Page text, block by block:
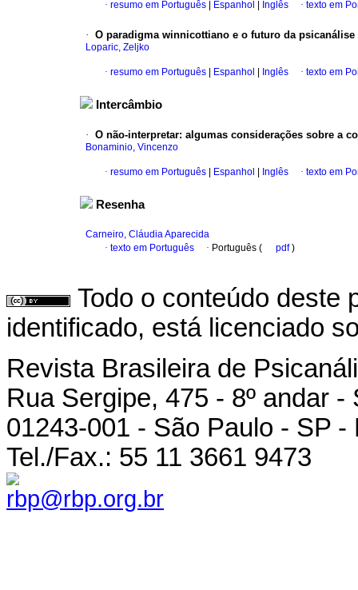
· resumo em Português Espanhol Inglês · texto em
· O paradigma winnicottiano e o futuro da psicanálise
Loparic, Zeljko
· resumo em Português Espanhol Inglês · texto em
Intercâmbio
· O não-interpretar: algumas considerações sobre a
Bonaminio, Vincenzo
· resumo em Português Espanhol Inglês · texto em
Resenha
Carneiro, Cláudia Aparecida
· texto em Português · Português ( pdf)
Todo o conteúdo deste
identificado, está licenciado
Revista Brasileira de
Rua Sergipe, 475 - 8º andar -
01243-001 - São Paulo - SP -
Tel./Fax.: 55 11 3661 9473
rbp@rbp.org.br